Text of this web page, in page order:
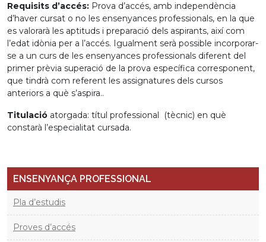
Requisits d’accés: Prova d’accés, amb independència
d’haver cursat o no les ensenyances professionals, en la que
es valorarà les aptituds i preparació dels aspirants, així com
l’edat idònia per a l’accés. Igualment serà possible incorporar-
se a un curs de les ensenyances professionals diferent del
primer prèvia superació de la prova específica corresponent,
que tindrà com referent les assignatures dels cursos
anteriors a què s’aspira..
Titulació atorgada: títul professional (tècnic) en què
constarà l’especialitat cursada.
ENSENYANÇA PROFESSIONAL
Pla d’estudis
Proves d’accés